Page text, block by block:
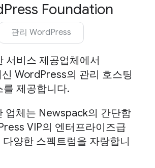
Foundation
관리 WordPress
서비스 제공업체에서
WordPress의 관리 호스팅
를 제공합니다.
업체는 Newspack의 간단함
VIP의 엔터프라이즈급
양한 스펙트럼을 자랑합니